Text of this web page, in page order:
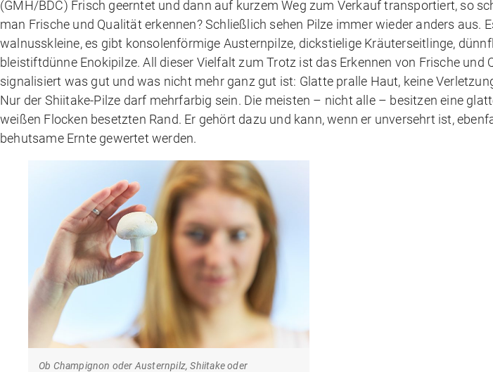
(GMH/BDC) Frisch geerntet und dann auf kurzem Weg zum Verkauf transportiert, so
man Frische und Qualität erkennen? Schließlich sehen Pilze immer wieder anders aus.
walnusskleine, es gibt konsolenförmige Austernpilze, dickstielige Kräuterseitlinge,
bleistiftdünne Enokipilze. All dieser Vielfalt zum Trotz ist das Erkennen von Frische und
signalisiert was gut und was nicht mehr ganz gut ist: Glatte pralle Haut, keine
Nur der Shiitake-Pilze darf mehrfarbig sein. Die meisten – nicht alle – besitzen eine
weißen Flocken besetzten Rand. Er gehört dazu und kann, wenn er unversehrt ist,
behutsame Ernte gewertet werden.
Ob Champignon oder Austernpilz, Shiitake oder